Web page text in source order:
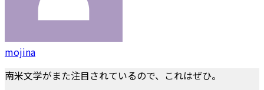
mojina
南米文学がまた注目されているので、これはぜひ。